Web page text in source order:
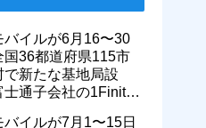
バイルが6月16〜30
国36都道府県115市
で新たな基地局設
士通子会社の1Finity
バイルが7月1〜15日